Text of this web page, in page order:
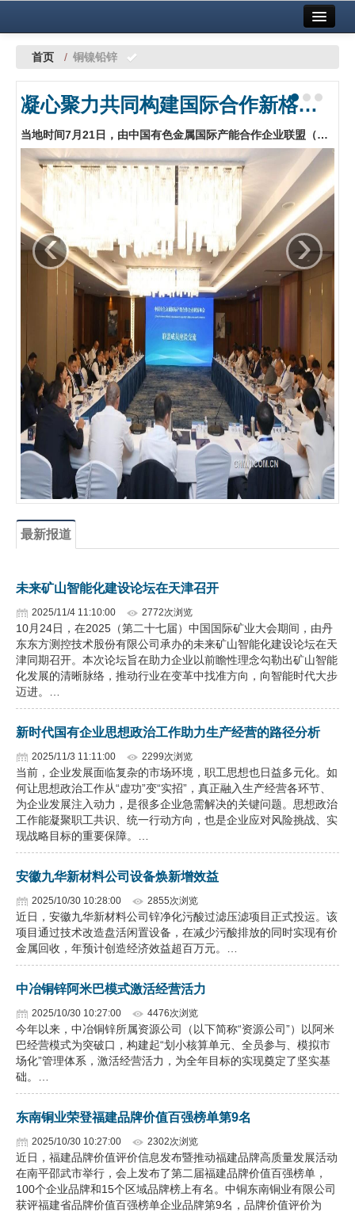
中国有色金属报社主办 广告服务
铜镍铅锌
铝
稀有稀土
有色市场
科技
地矿 建设
企业文化
《资源再生》杂志
行情报价
数字报
首页 / 铜镍铅锌
凝心聚力共同构建国际合作新格局 中国有色金属国际产能合作企业联盟年会在哈萨克斯坦阿斯塔纳召开
当地时间7月21日，由中国有色金属国际产能合作企业联盟（以下简称“联盟”）主办的中国有色金属国际产能合作企业联盟年会在哈萨克斯坦阿斯塔纳召开。…
‹ ›
最新报道
未来矿山智能化建设论坛在天津召开
2025/11/4 11:10:00 2772次浏览
10月24日，在2025（第二十七届）中国国际矿业大会期间，由丹
东东方测控技术股份有限公司承办的未来矿山智能化建设论坛在天
津同期召开。本次论坛旨在助力企业以前瞻性理念勾勒出矿山智能
化发展的清晰脉络，推动行业在变革中找准方向，向智能时代大步
迈进。…
新时代国有企业思想政治工作助力生产经营的路径分析
2025/11/3 11:11:00 2299次浏览
当前，企业发展面临复杂的市场环境，职工思想也日益多元化。如
何让思想政治工作从“虚功”变“实招”，真正融入生产经营各环节、
为企业发展注入动力，是很多企业急需解决的关键问题。思想政治
工作能凝聚职工共识、统一行动方向，也是企业应对风险挑战、实
现战略目标的重要保障。…
安徽九华新材料公司设备焕新增效益
2025/10/30 10:28:00 2855次浏览
近日，安徽九华新材料公司锌净化污酸过滤压滤项目正式投运。该
项目通过技术改造盘活闲置设备，在减少污酸排放的同时实现有价
金属回收，年预计创造经济效益超百万元。…
中冶铜锌阿米巴模式激活经营活力
2025/10/30 10:27:00 4476次浏览
今年以来，中冶铜锌所属资源公司（以下简称“资源公司”）以阿米
巴经营模式为突破口，构建起“划小核算单元、全员参与、模拟市
场化”管理体系，激活经营活力，为全年目标的实现奠定了坚实基
础。…
东南铜业荣登福建品牌价值百强榜单第9名
2025/10/30 10:27:00 2302次浏览
近日，福建品牌价值评价信息发布暨推动福建品牌高质量发展活动
在南平邵武市举行，会上发布了第二届福建品牌价值百强榜单，
100个企业品牌和15个区域品牌榜上有名。中铜东南铜业有限公司
获评福建省品牌价值百强榜单企业品牌第9名，品牌价值评价为